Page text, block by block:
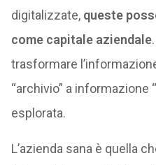
digitalizzate, queste
come capitale aziendale
trasformare
“archivio” a informazione
esplorata.
L’azienda sana è quella